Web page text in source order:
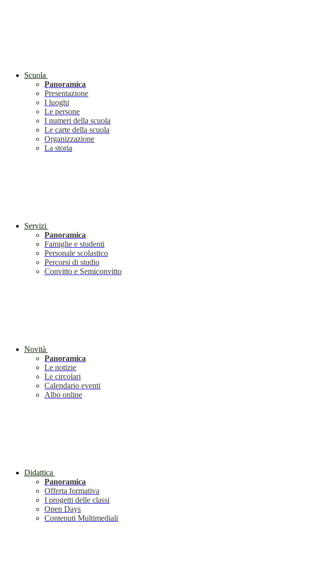
Scuola
Panoramica
Presentazione
I luoghi
Le persone
I numeri della scuola
Le carte della scuola
Organizzazione
La storia
Servizi
Panoramica
Famiglie e studenti
Personale scolastico
Percorsi di studio
Convitto e Semiconvitto
Novità
Panoramica
Le notizie
Le circolari
Calendario eventi
Albo online
Didattica
Panoramica
Offerta formativa
I progetti delle classi
Open Days
Contenuti Multimediali